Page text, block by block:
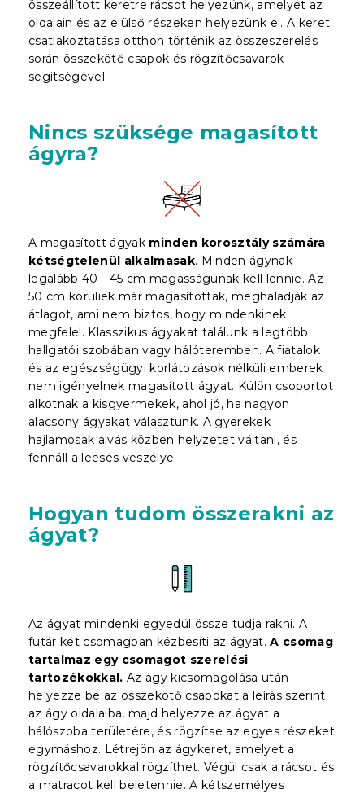
összeállított keretre rácsot helyezünk, amelyet az
oldalain és az elülső részeken helyezünk el. A keret
csatlakoztatása otthon történik az összeszerelés
során összekötő csapok és rögzítőcsavarok
segítségével.
Nincs szüksége magasított
ágyra?
A magasított ágyak minden korosztály számára
kétségtelenül alkalmasak. Minden ágynak
legalább 40 - 45 cm magasságúnak kell lennie. Az
50 cm körüliek már magasítottak, meghaladják az
átlagot, ami nem biztos, hogy mindenkinek
megfelel. Klasszikus ágyakat találunk a legtöbb
hallgatói szobában vagy hálóteremben. A fiatalok
és az egészségügyi korlátozások nélküli emberek
nem igényelnek magasított ágyat. Külön csoportot
alkotnak a kisgyermekek, ahol jó, ha nagyon
alacsony ágyakat választunk. A gyerekek
hajlamosak alvás közben helyzetet váltani, és
fennáll a leesés veszélye.
Hogyan tudom összerakni az
ágyat?
Az ágyat mindenki egyedül össze tudja rakni. A
futár két csomagban kézbesíti az ágyat.A csomag
tartalmaz egy csomagot szerelési
tartozékokkal. Az ágy kicsomagolása után
helyezze be az összekötő csapokat a leírás szerint
az ágy oldalaiba, majd helyezze az ágyat a
hálószoba területére, és rögzítse az egyes részeket
egymáshoz. Létrejön az ágykeret, amelyet a
rögzítőcsavarokkal rögzíthet. Végül csak a rácsot és
a matracot kell beletennie. A kétszemélyes